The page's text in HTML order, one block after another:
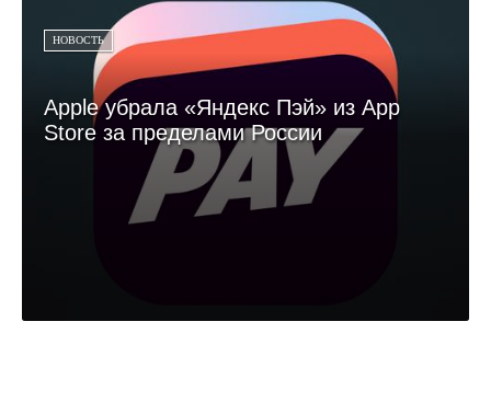
НОВОСТЬ
Apple убрала «Яндекс Пэй» из App
Store за пределами России